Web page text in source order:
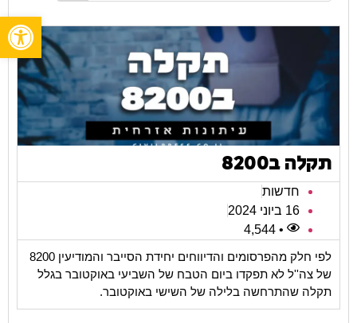
תקלה ב8200
חדשות
16 ביוני 2024
• 4,544
לפי חלק מהפרסומים והדיווחים יחידת הסייבר והמודיעין 8200
של צה''ל לא תפקדו ביום הטבח של השביעי באוקטובר בגלל
תקלה שהתרחשה בלילה של השישי באוקטובר.